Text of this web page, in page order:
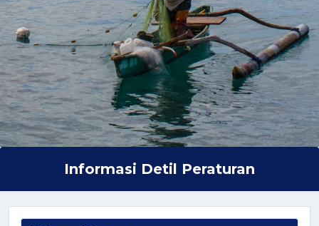
Informasi Detil Peraturan